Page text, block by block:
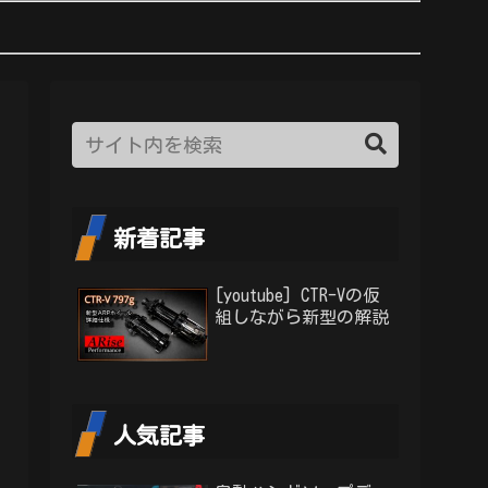
新着記事
[youtube] CTR-Vの仮
組しながら新型の解説
人気記事